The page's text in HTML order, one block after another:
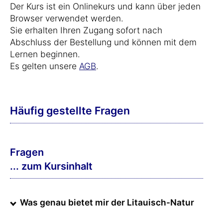
Der Kurs ist ein Onlinekurs und kann über jeden
Browser verwendet werden.
Sie erhalten Ihren Zugang sofort nach
Abschluss der Bestellung und können mit dem
Lernen beginnen.
Es gelten unsere AGB.
Häufig gestellte Fragen
Fragen
... zum Kursinhalt
Was genau bietet mir der Litauisch-Natur